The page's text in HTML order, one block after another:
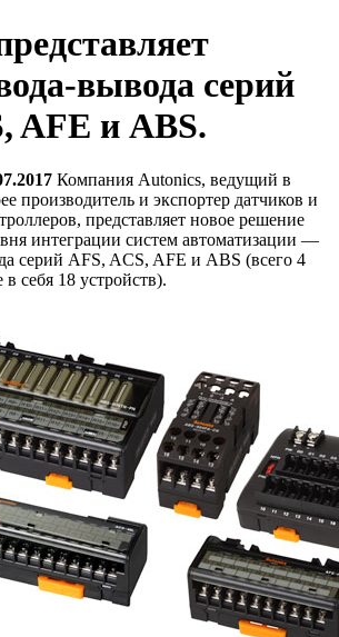
вывода серий
AFE и ABS.
Компания Autonics, ведущий в
производитель и экспортер датчиков и
представляет новое решение
интеграции систем автоматизации —
серий AFS, ACS, AFE и ABS (всего 4
себя 18 устройств).